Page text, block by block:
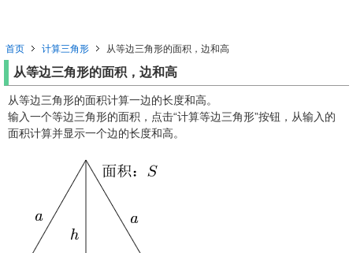
首页 计算三角形 从等边三角形的面积，边和高
从等边三角形的面积，边和高
从等边三角形的面积计算一边的长度和高。
输入一个等边三角形的面积，点击“计算等边三角形”按钮，从输入的
面积计算并显示一个边的长度和高。